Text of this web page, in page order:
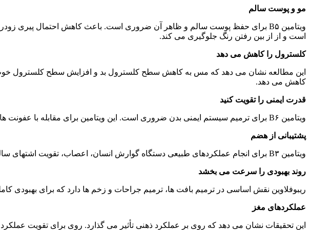
مو و پوست سالم
است و از از بین رفتن رنگ جلوگیری می کند.
کلسترول را کاهش می دهد
این مطالعه نشان می دهد که مس به کاهش سطح کلسترول بد و افزایش سطح کلسترول خوب
کاهش می دهد.
قدرت ایمنی را تقویت کنید
ویتامین B۶ برای ترمیم سیستم ایمنی بدن ضروری است. این ویتامین برای مقابله با عفونت ها به بدن کمک می کند. در صورت عدم وجود ویتامین B۶، بدن می تواند قربانی این عفونت ها شود.
پشتیبانی از هضم
ویتامین B۳ برای انجام عملکردهای طبیعی دستگاه گوارش انسان، اعصاب، تقویت اشتهای سالم و تقویت درخشندگی پوست ضروری است.
روند بهبودی را سرعت می بخشد
ریبوفلاوین نقش اساسی در ترمیم بافت ها، ترمیم جراحات و زخم ها دارد که برای
عملکردهای مغز